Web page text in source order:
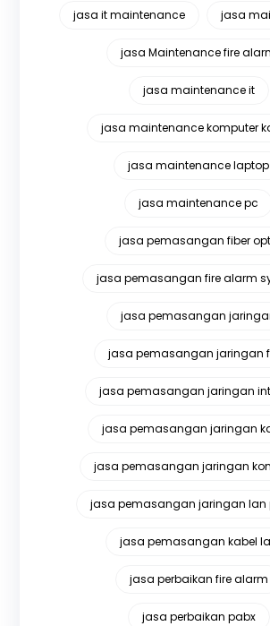
jasa it maintenance jasa
jasa Maintenance fire
jasa maintenance it
jasa maintenance komputer
jasa maintenance laptop
jasa maintenance pc
jasa pemasangan fiber
jasa pemasangan fire alarm
jasa pemasangan
jasa pemasangan jaringan
jasa pemasangan jaringan
jasa pemasangan jaringan
jasa pemasangan jaringan
jasa pemasangan jaringan lan
jasa pemasangan kabel
jasa perbaikan fire alarm
jasa perbaikan pabx